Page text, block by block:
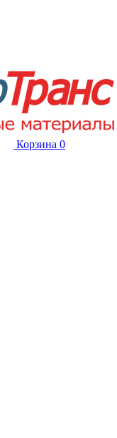
Корзина 0